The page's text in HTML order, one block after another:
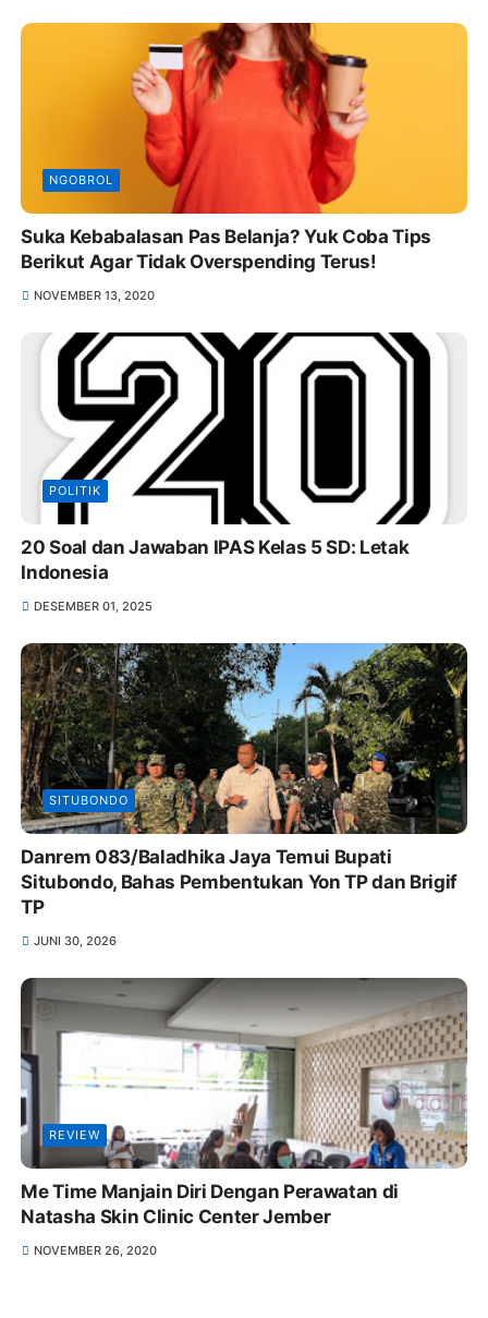
NGOBROL
Suka Kebabalasan Pas Belanja? Yuk Coba Tips
Berikut Agar Tidak Overspending Terus!
NOVEMBER 13, 2020
POLITIK
20 Soal dan Jawaban IPAS Kelas 5 SD: Letak
Indonesia
DESEMBER 01, 2025
SITUBONDO
Danrem 083/Baladhika Jaya Temui Bupati
Situbondo, Bahas Pembentukan Yon TP dan Brigif
TP
JUNI 30, 2026
REVIEW
Me Time Manjain Diri Dengan Perawatan di
Natasha Skin Clinic Center Jember
NOVEMBER 26, 2020